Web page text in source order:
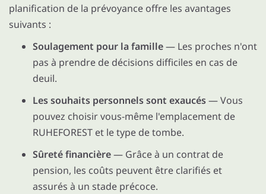
planification de la prévoyance offre les avantages
suivants :
Soulagement pour la famille— Les proches n'ont
pas à prendre de décisions difficiles en cas de
deuil.
Les souhaits personnels sont exaucés— Vous
pouvez choisir vous-même l'emplacement de
RUHEFOREST et le type de tombe.
Sûreté financière— Grâce à un contrat de
pension, les coûts peuvent être clarifiés et
assurés à un stade précoce.